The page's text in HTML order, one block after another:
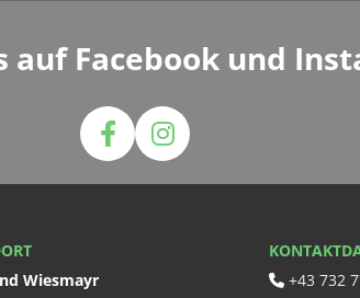
auf Facebook und
Wiesmayr
 +43 732